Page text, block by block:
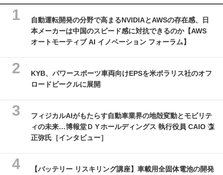
自動運転開発の分野で高まるNVIDIAとAWSの存在感、日
本メーカーは中国のスピード感に対抗できるのか【AWS
オートモーティブ AI イノベーション フォーラム】
KYB、パワースポーツ車両向けEPSを米ポラリス社のオフ
ロードビークルに展開
フィジカルAIがもたらす自動車業界の地殻変動とモビリテ
ィの未来…博報堂ＤＹホールディングス 執行役員 CAIO 森
正弥氏［インタビュー］
【バッテリー リスキリング講座】車載用全固体電池の開発